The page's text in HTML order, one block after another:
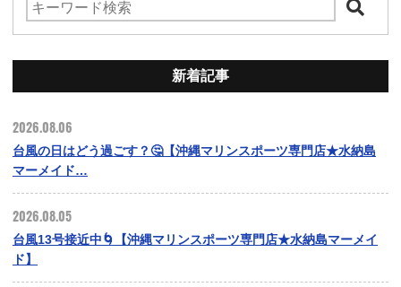
新着記事
2026.08.06
台風の日はどう過ごす？🤔【沖縄マリンスポーツ専門店★水納島
マーメイド…
2026.08.05
台風13号接近中🌀【沖縄マリンスポーツ専門店★水納島マーメイ
ド】